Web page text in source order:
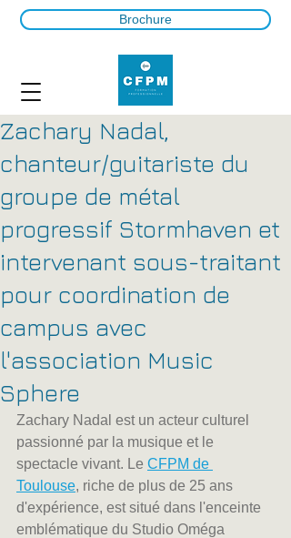
Brochure
Zachary Nadal,
chanteur/guitariste du
groupe de métal
progressif Stormhaven et
intervenant sous-traitant
pour coordination de
campus avec
l'association Music
Sphere
Zachary Nadal est un acteur culturel
passionné par la musique et le
spectacle vivant. Le CFPM de
Toulouse, riche de plus de 25 ans
d'expérience, est situé dans l'enceinte
emblématique du Studio Oméga